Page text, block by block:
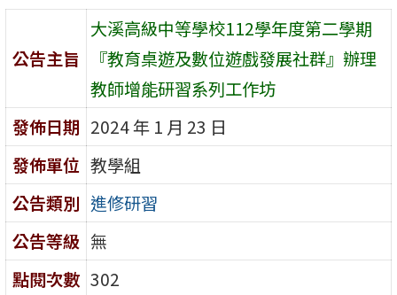
公告主旨
大溪高級中等學校112學年度第二學期
『教育桌遊及數位遊戲發展社群』辦理
教師增能研習系列工作坊
發佈日期 2024 年 1 月 23 日
發佈單位 教學組
公告類別 進修研習
公告等級 無
點閱次數 302